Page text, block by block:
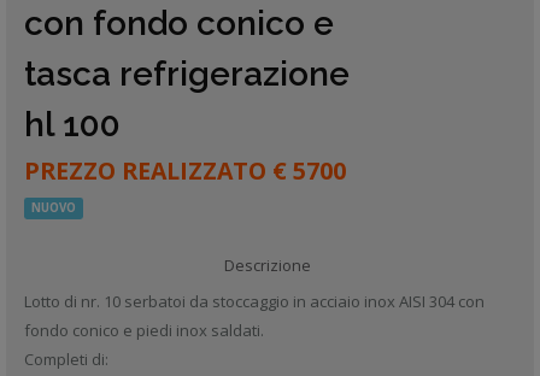
con fondo conico e
tasca refrigerazione
hl 100
PREZZO REALIZZATO € 5700
NUOVO
Descrizione
Lotto di nr. 10 serbatoi da stoccaggio in acciaio inox AISI 304 con
fondo conico e piedi inox saldati.
Completi di: